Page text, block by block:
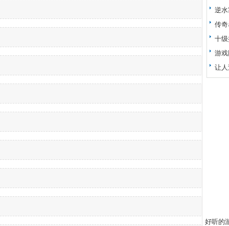
逆
传
十
游
让
好听的